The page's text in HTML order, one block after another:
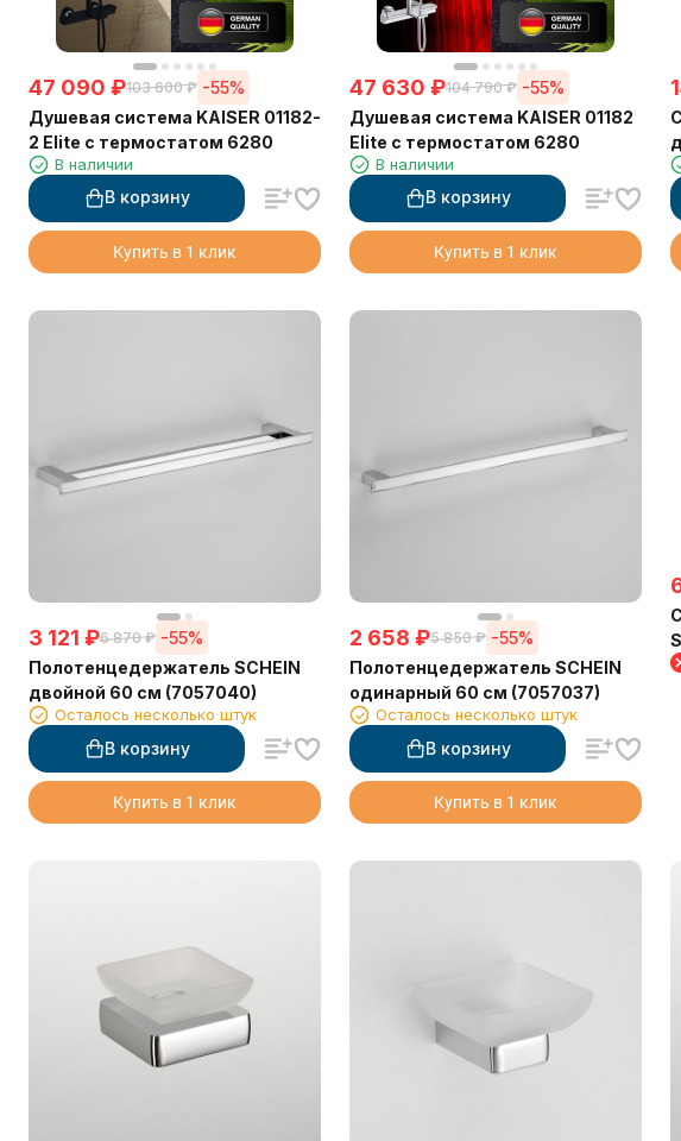
47 090 ₽103 600 ₽ -55%
Душевая система KAISER 01182-
2 Elite с термостатом 6280
В наличии
В корзину
Купить в 1 клик
47 630 ₽104 790 ₽ -55%
Душевая система KAISER 01182
Elite с термостатом 6280
В наличии
В корзину
Купить в 1 клик
3 121 ₽6 870 ₽ -55%
Полотенцедержатель SCHEIN
двойной 60 см (7057040)
Осталось несколько штук
В корзину
Купить в 1 клик
2 658 ₽5 850 ₽ -55%
Полотенцедержатель SCHEIN
одинарный 60 см (7057037)
Осталось несколько штук
В корзину
Купить в 1 клик